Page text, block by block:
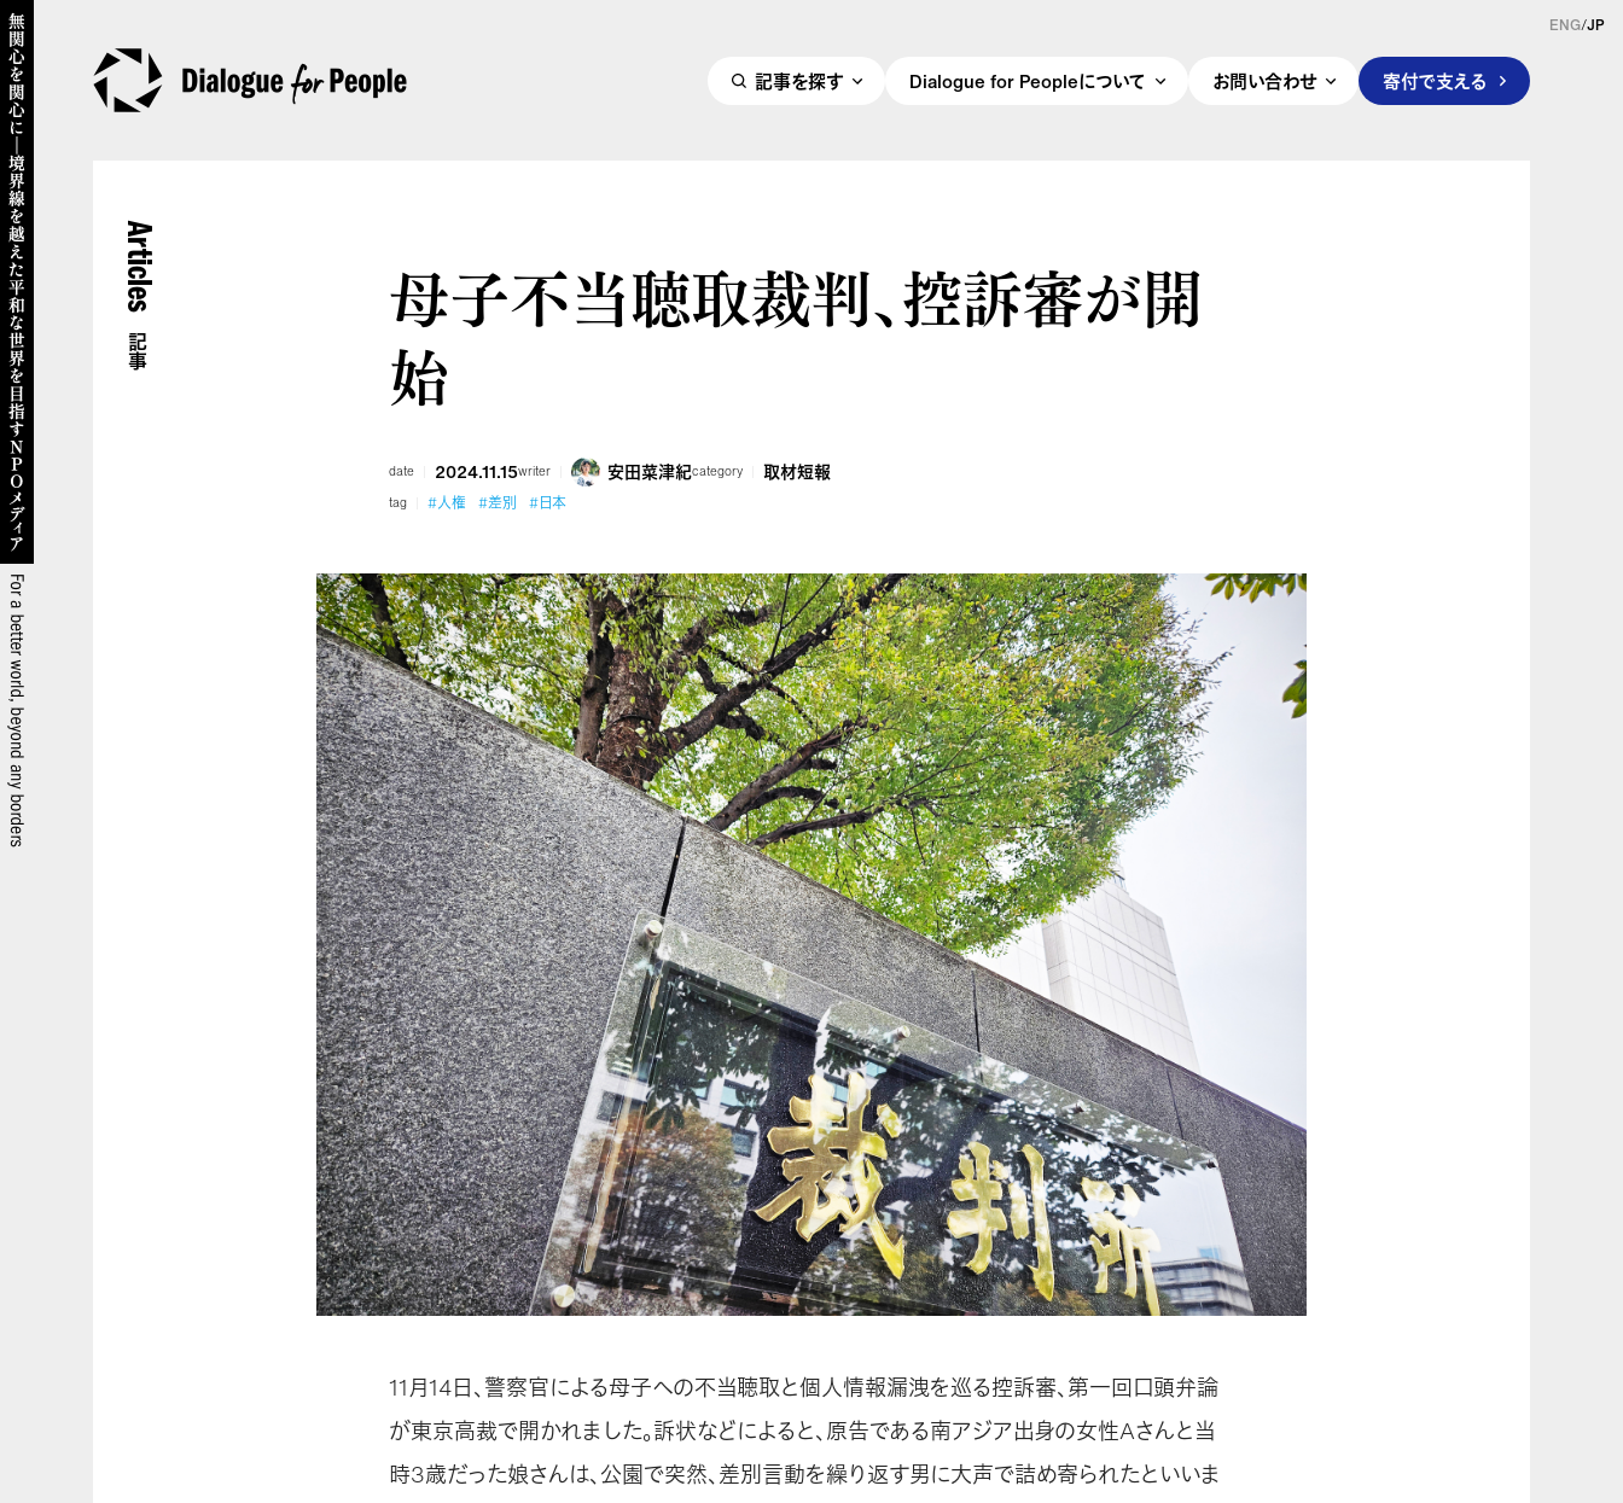
記事を探す Dialogue for Peopleについて お問い合わせ 寄付で支える
ENG/JP
Articles
記事
母子不当聴取裁判、控訴審が開
始
date 2024.11.15writer 安田菜津紀category 取材短報
tag #人権 #差別 #日本
11月14日、警察官による母子への不当聴取と個人情報漏洩を巡る控訴審、第一回口頭弁論
が東京高裁で開かれました。訴状などによると、原告である南アジア出身の女性Aさんと当
時3歳だった娘さんは、公園で突然、差別言動を繰り返す男に大声で詰め寄られたといいま